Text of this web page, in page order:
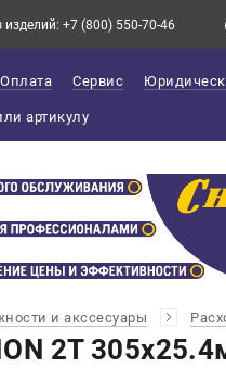
изделий: +7 (800) 550-70-46
Оплата Сервис
и акссесуары
2Т